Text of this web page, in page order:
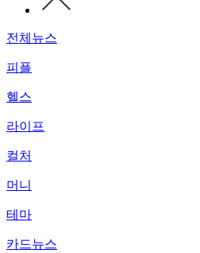
전체뉴스
피플
헬스
라이프
컬처
머니
테마
카드뉴스